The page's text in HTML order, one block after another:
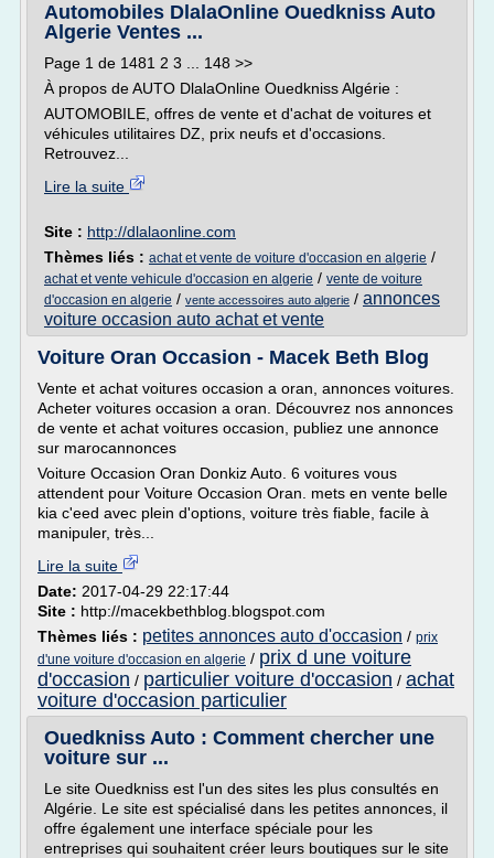
Automobiles DlalaOnline Ouedkniss Auto
Algerie Ventes ...
Page 1 de 1481 2 3 ... 148 >>
À propos de AUTO DlalaOnline Ouedkniss Algérie :
AUTOMOBILE, offres de vente et d'achat de voitures et
véhicules utilitaires DZ, prix neufs et d'occasions.
Retrouvez...
Lire la suite
Site : http://dlalaonline.com
Thèmes liés : achat et vente de voiture d'occasion en algerie /
achat et vente vehicule d'occasion en algerie / vente de voiture
d'occasion en algerie / vente accessoires auto algerie / annonces
voiture occasion auto achat et vente
Voiture Oran Occasion - Macek Beth Blog
Vente et achat voitures occasion a oran, annonces voitures.
Acheter voitures occasion a oran. Découvrez nos annonces
de vente et achat voitures occasion, publiez une annonce
sur marocannonces
Voiture Occasion Oran Donkiz Auto. 6 voitures vous
attendent pour Voiture Occasion Oran. mets en vente belle
kia c'eed avec plein d'options, voiture très fiable, facile à
manipuler, très...
Lire la suite
Date: 2017-04-29 22:17:44
Site : http://macekbethblog.blogspot.com
Thèmes liés : petites annonces auto d'occasion / prix
d'une voiture d'occasion en algerie / prix d une voiture
d'occasion / particulier voiture d'occasion / achat
voiture d'occasion particulier
Ouedkniss Auto : Comment chercher une
voiture sur ...
Le site Ouedkniss est l'un des sites les plus consultés en
Algérie. Le site est spécialisé dans les petites annonces, il
offre également une interface spéciale pour les
entreprises qui souhaitent créer leurs boutiques sur le site